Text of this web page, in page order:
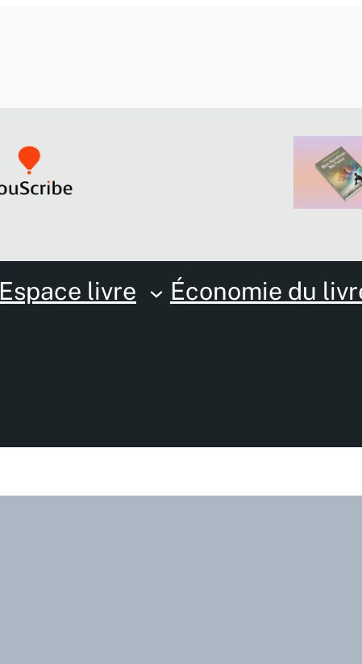
Espace livre Économie du